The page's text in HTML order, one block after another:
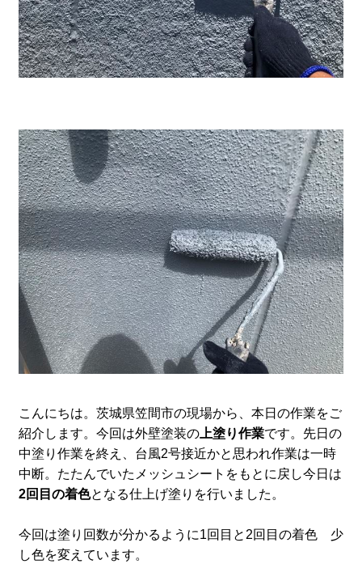
こんにちは。茨城県笠間市の現場から、本日の作業をご
紹介します。今回は外壁塗装の 上塗り作業です。先日の
中塗り作業を終え、台風2号接近かと思われ作業は一時
中断。たたんでいたメッシュシートをもとに戻し今日は
2回目の着色となる仕上げ塗りを行いました。
今回は塗り回数が分かるように1回目と2回目の着色 少
し色を変えています。